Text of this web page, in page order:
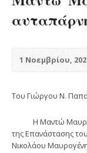
1 Νοεμβρίου,
Του Γιώργου Ν.
Η Μαντώ
της Επανάστασης
Νικολάου